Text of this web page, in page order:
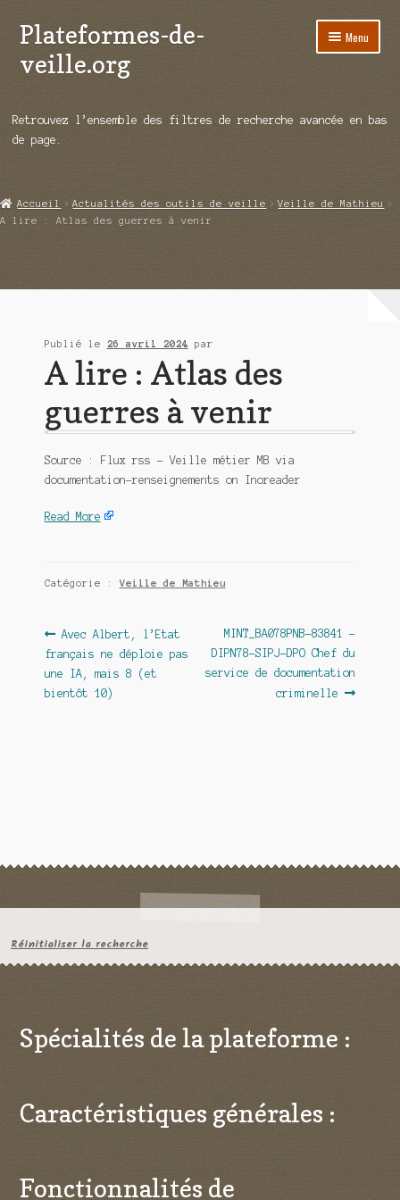
Aller
à
la
Aller
au
contenu
Plateformes-de-
veille.org
Menu
Répertoire d’ouitils
Démos vidéos
Retrouvez l’ensemble des filtres de recherche avancée en bas
de page.
Accueil Actualités des outils de veille
Veille de Mathieu
A lire : Atlas des guerres à venir
Publié le 26 avril 2024 par
A lire : Atlas des
guerres à venir
Source : Flux rss – Veille métier MB via
documentation-renseignements on Inoreader
Read More
Catégorie :Veille de Mathieu
Navigation
de
l’article
Article
précédent :
Avec Albert, l’Etat
français ne déploie pas
une IA, mais 8 (et
bientôt 10)
Article
suivant :
MINT_BA078PNB-83841 –
DIPN78-SIPJ-DPO Chef du
service de documentation
criminelle
Réinitialiser la recherche
Spécialités de la plateforme :
Caractéristiques générales :
Fonctionnalités de